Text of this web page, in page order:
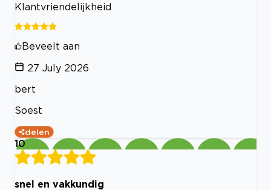
Klantvriendelijkheid
Beveelt aan
27 July 2026
bert
Soest
delen
10
snel en vakkundig